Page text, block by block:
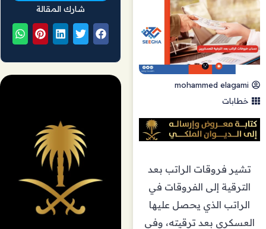
mohammed elagami
خطابات
تشير فروقات الراتب بعد
الترقية إلى الفروقات في
الراتب الذي يحصل عليها
العسكري بعد ترقيته، وفي
شارك المقالة